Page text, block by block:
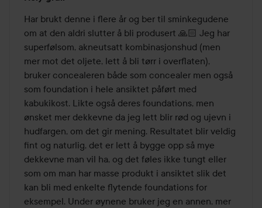
5
av
5
Har brukt denne i flere år og ber til sminkegudene
om at den aldri slutter å bli produsert 🙏🏻 Jeg har
superfølsom, akneutsatt kombinasjonshud (men
mer mot det oljete, lett å bli tørr i overflaten),
bruker concealeren både som concealer men også
som foundation i hele ansiktet påført med
kabukikost. Likte også deres foundations, men
ønsket mer dekkevne da jeg lett blir rød og ujevn i
hudfargen, om det gir mening. Resultatet blir veldig
fint og naturlig, det er lett å bygge opp så mye
dekkevne man vil ha, og det føles ikke tungt eller
som om man har masse produkt i ansiktet slik det
kan bli med enkelte flytende foundations for
eksempel. Under øynene bruker jeg en annen, mer